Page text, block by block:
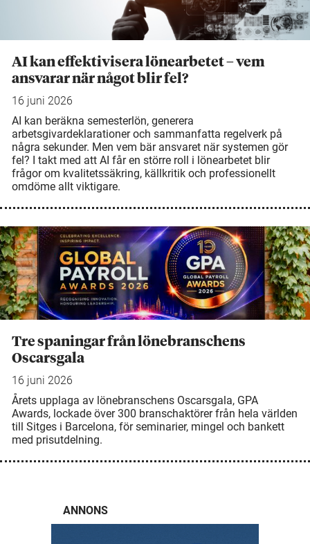
AI kan effektivisera lönearbetet – vem
ansvarar när något blir fel?
16 juni 2026
AI kan beräkna semesterlön, generera
arbetsgivardeklarationer och sammanfatta regelverk på
några sekunder. Men vem bär ansvaret när systemen gör
fel? I takt med att AI får en större roll i lönearbetet blir
frågor om kvalitetssäkring, källkritik och professionellt
omdöme allt viktigare.
Tre spaningar från lönebranschens
Oscarsgala
16 juni 2026
Årets upplaga av lönebranschens Oscarsgala, GPA
Awards, lockade över 300 branschaktörer från hela världen
till Sitges i Barcelona, för seminarier, mingel och bankett
med prisutdelning.
ANNONS